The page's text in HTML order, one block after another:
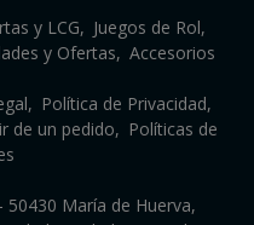
y LCG
Juegos de Rol
y Ofertas Accesorios
Política de Privacidad
de un pedido
Políticas de
50430 María de Huerva,